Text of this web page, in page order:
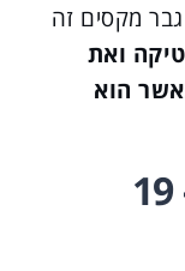
מקסים זה
ואת
הוא
מזל גדי (22 בדצמבר - 19